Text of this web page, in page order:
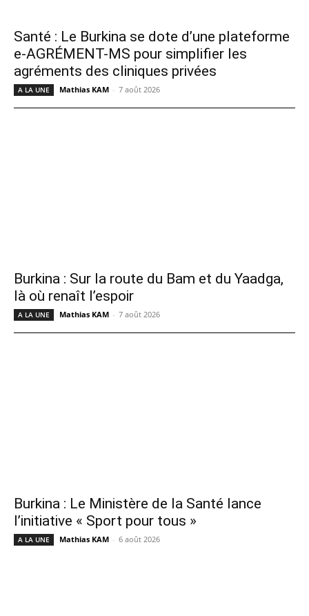
Santé : Le Burkina se dote d’une plateforme
e-AGRÉMENT-MS pour simplifier les
agréments des cliniques privées
A LA UNE Mathias KAM - 7 août 2026
Burkina : Sur la route du Bam et du Yaadga,
là où renaît l’espoir
A LA UNE Mathias KAM - 7 août 2026
Burkina : Le Ministère de la Santé lance
l’initiative « Sport pour tous »
A LA UNE Mathias KAM - 6 août 2026